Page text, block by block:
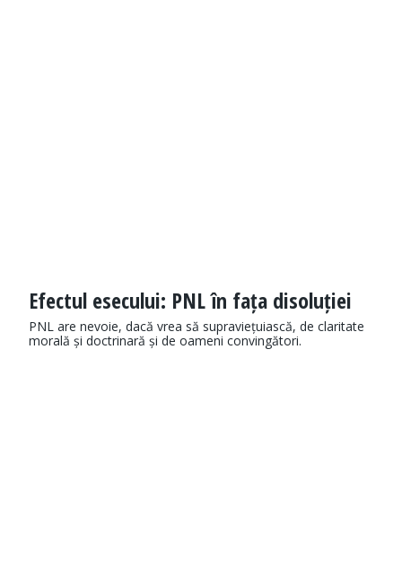
Efectul esecului: PNL în fața disoluției
PNL are nevoie, dacă vrea să supraviețuiască, de claritate
morală și doctrinară și de oameni convingători.